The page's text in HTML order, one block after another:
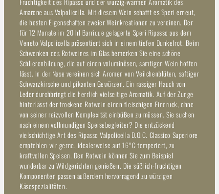
Amarone aus Valpolicella. Mit diesem Wein schafft es Speri erneut,
die besten Eigenschaften zweier Weinkreationen zu vereinen. Der
für 12 Monate im 20 hl Barrique gelagerte Speri Ripasso aus dem
Veneto Valpolicella präsentiert sich in einem tiefen Dunkelrot. Beim
Schwenken des Rotweines im Glas bemerken Sie eine schöne
Schlierenbildung, die auf einen voluminösen, samtigen Wein hoffen
lässt. In der Nase vereinen sich Aromen von Veilchenblüten, saftiger
Schwarzkirsche und pikanten Gewürzen. Ein rassiger Hauch von
Leder durchbringt die herrlich vielseitige Aromatik. Auf der Zunge
hinterlässt der trockene Rotwein einen fleischigen Eindruck, ohne
von seiner reizvollen Komplexität einbüßen zu müssen. Sie suchen
nach einem vollmundigen Speisebegleiter? Die entzückend
vielschichtige Art des Ripasso Valpolicella D.O.C. Classico Superiore
empfehlen wir gerne, idealerweise auf 16°C temperiert, zu
kraftvollen Speisen. Den Rotwein können Sie zum Beispiel
wunderbar zu Wildgerichten genießen. Die süßlich-fruchtigen
Komponenten passen außerdem hervorragend zu würzigen
Käsespezialitäten.